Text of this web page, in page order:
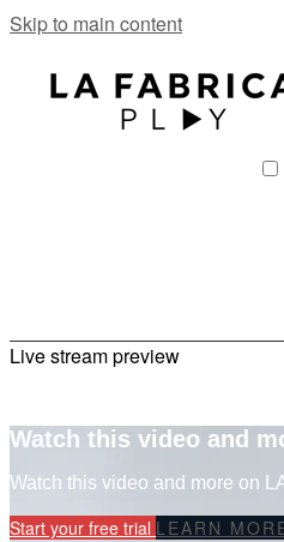
Skip to main content
Live stream preview
Watch this video and
Watch this video and more on
Start your free trial LEARN